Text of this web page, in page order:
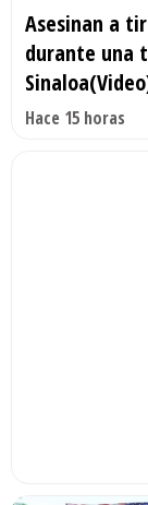
Asesinan a
durante una
Hace 15 horas